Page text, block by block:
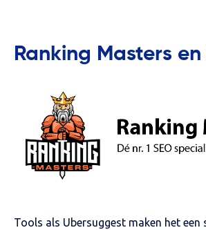
Ranking Masters en
Tools als Ubersuggest maken het een